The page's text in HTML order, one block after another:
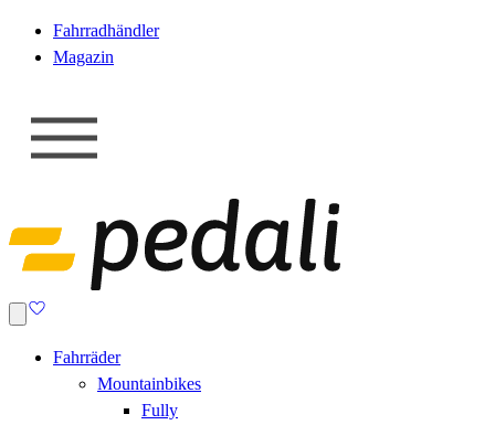
Fahrradhändler
Magazin
Fahrräder
Mountainbikes
Fully